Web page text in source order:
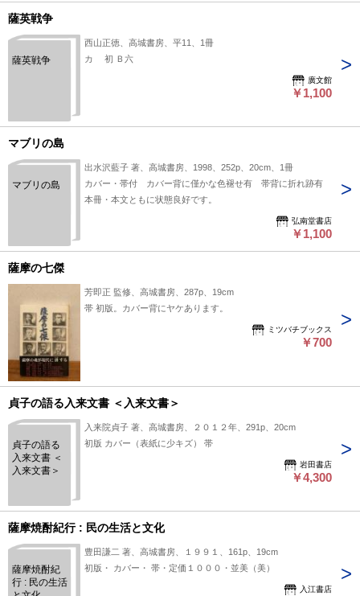
薩英戦争
薩英戦争
西山正徳、高城書房、平11、1冊
カ 初 Ｂ六
廣文館
￥1,100
マブリの島
マブリの島
出水沢藍子 著、高城書房、1998、252p、20cm、1冊
カバー・帯付 カバー背に僅かな色褪せ有 帯背に折れ跡有
本冊・本文ともに状態良好です。
弘南堂書店
￥1,100
薩摩の七傑
芳即正 監修、高城書房、287p、19cm
帯 初版。カバー背にヤケあります。
ミツバチブックス
￥700
貞子の語る入来文書 ＜入来文書＞
貞子の語る
入来文書 ＜
入来文書＞
入来院貞子 著、高城書房、２０１２年、291p、20cm
初版 カバー（表紙に少キズ） 帯
岩田書店
￥4,300
薩摩焼酎紀行 : 民の生活と文化
薩摩焼酎紀
行 : 民の生活
豊田謙二 著、高城書房、１９９１、161p、19cm
初版・ カバー・ 帯・定価１０００・並美（美）
入江書店